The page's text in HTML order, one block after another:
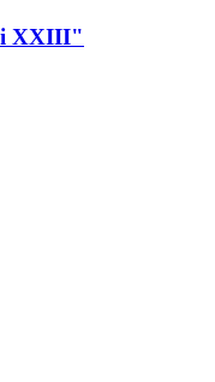
XXIII"